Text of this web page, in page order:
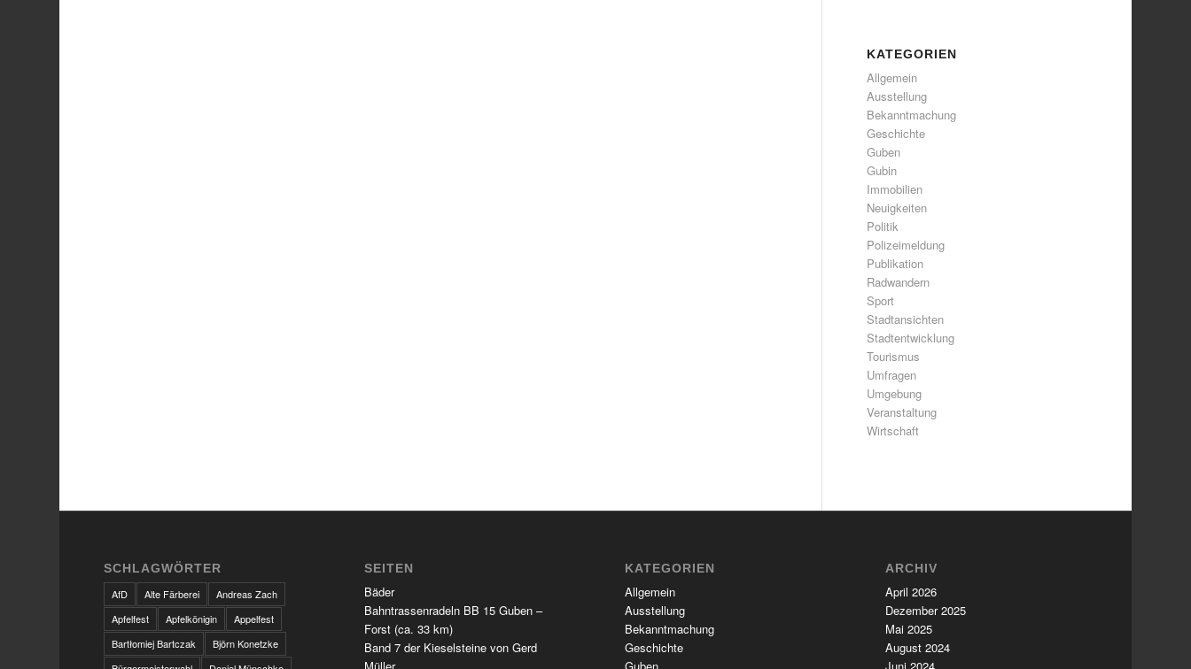
KATEGORIEN
Allgemein
Ausstellung
Bekanntmachung
Geschichte
Guben
Gubin
Immobilien
Neuigkeiten
Politik
Polizeimeldung
Publikation
Radwandern
Sport
Stadtansichten
Stadtentwicklung
Tourismus
Umfragen
Umgebung
Veranstaltung
Wirtschaft
SCHLAGWÖRTER
AfD
Alte Färberei
Andreas Zach
Apfelfest
Apfelkönigin
Appelfest
Bartłomiej Bartczak
Björn Konetzke
SEITEN
Bäder
Bahntrassenradeln BB 15 Guben –
Forst (ca. 33 km)
Band 7 der Kieselsteine von Gerd
KATEGORIEN
Allgemein
Ausstellung
Bekanntmachung
Geschichte
ARCHIV
April 2026
Dezember 2025
Mai 2025
August 2024